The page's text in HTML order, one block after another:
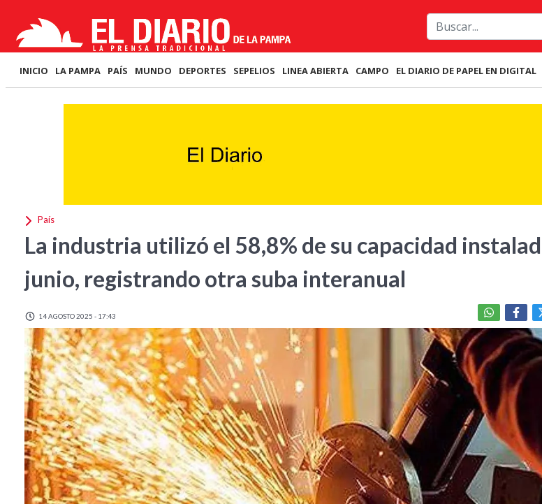
INICIO LA PAMPA PAÍS MUNDO DEPORTES SEPELIOS LINEA ABIERTA CAMPO EL DIARIO DE PAPEL EN DIGITAL
País
La industria utilizó el 58,8% de su capacidad
junio, registrando otra suba interanual
14 AGOSTO 2025 - 17:43